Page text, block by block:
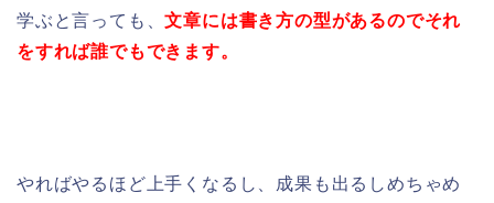
学ぶと言っても、文章には書き方の型があるのでそれ
をすれば誰でもできます。
やればやるほど上手くなるし、成果も出るしめちゃめ